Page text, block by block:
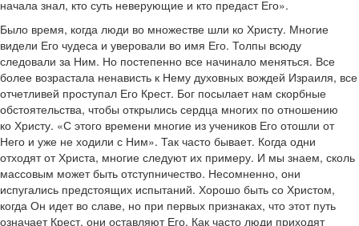
начала знал, кто суть неверующие и кто предаст Его».
Было время, когда люди во множестве шли ко Христу. Многие
видели Его чудеса и уверовали во имя Его. Толпы всюду
следовали за Ним. Но постепенно все начинало меняться. Все
более возрастала ненависть к Нему духовных вождей Израиля, все
отчетливей проступал Его Крест. Бог посылает нам скорбные
обстоятельства, чтобы открылись сердца многих по отношению
ко Христу. «С этого времени многие из учеников Его отошли от
Него и уже не ходили с Ним». Так часто бывает. Когда одни
отходят от Христа, многие следуют их примеру. И мы знаем, сколь
массовым может быть отступничество. Несомненно, они
испугались предстоящих испытаний. Хорошо быть со Христом,
когда Он идет во славе, но при первых признаках, что этот путь
означает Крест, они оставляют Его. Как часто люди приходят